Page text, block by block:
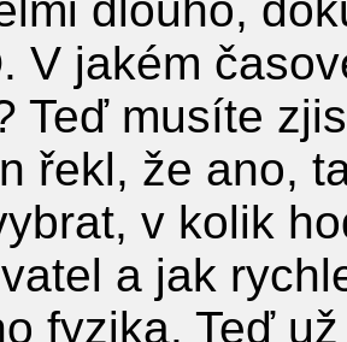
V jakém
Teď musíte
řekl, že ano,
v kolik
a jak
fyzika. Teď